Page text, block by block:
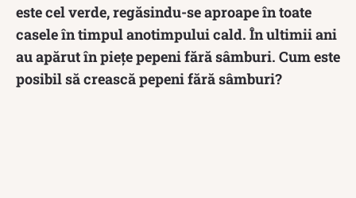
este cel verde, regăsindu-se aproape în toate
casele în timpul anotimpului cald. În ultimii ani
au apărut în piețe pepeni fără sâmburi. Cum este
posibil să crească pepeni fără sâmburi?